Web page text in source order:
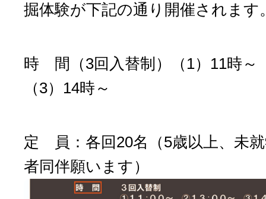
掘体験が下記の通り開催されます
時 間（3回入替制）（1）11時～
（3）14時～
定 員：各回20名（5歳以上、未
者同伴願います）